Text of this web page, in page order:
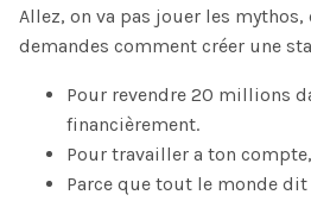
Allez, on va pas jouer les
demandes comment créer une
Pour revendre 20 millions
financièrement.
Pour travailler a ton
Parce que tout le monde dit